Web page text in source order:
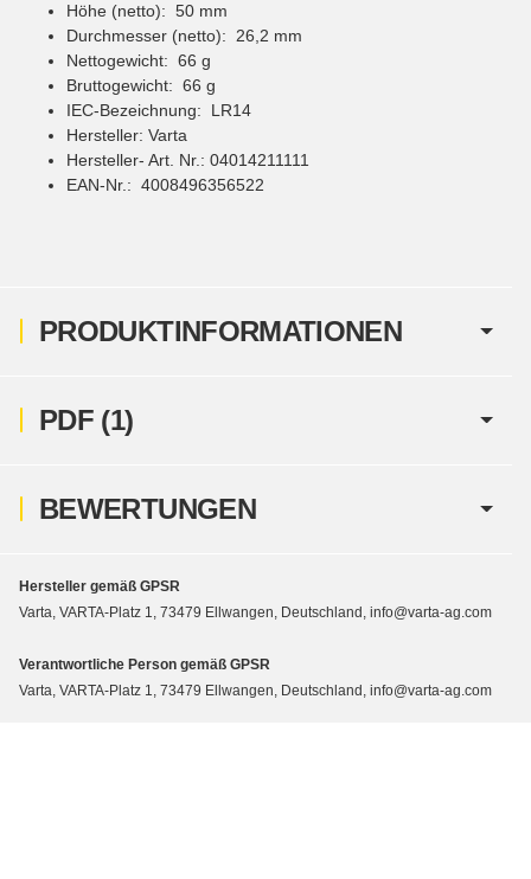
PRODUKTINFORMATIONEN
Höhe (netto): 50 mm
Durchmesser (netto): 26,2 mm
Nettogewicht: 66 g
Bruttogewicht: 66 g
IEC-Bezeichnung: LR14
Hersteller: Varta
Hersteller- Art. Nr.: 04014211111
EAN-Nr.: 4008496356522
PDF (1)
BEWERTUNGEN
Hersteller gemäß GPSR
Varta, VARTA-Platz 1, 73479 Ellwangen, Deutschland, info@varta-ag.com
Verantwortliche Person gemäß GPSR
Varta, VARTA-Platz 1, 73479 Ellwangen, Deutschland, info@varta-ag.com